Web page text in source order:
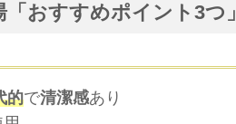
「おすすめポイント3つ」
的で清潔感あり